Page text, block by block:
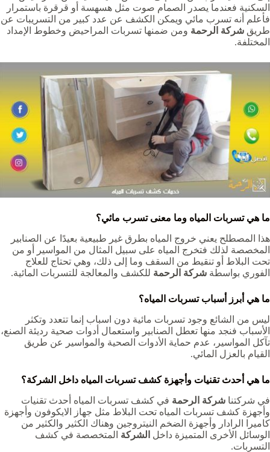
السكنية فعندما يصدر الصمام صوت مثل هسهسة أو قرقرة باستمرار
فأعلم أنه تسرب مائي ويمكن الكشف عن عدد كبير من التسريبات عن
طريق شركة الرحمة ومن ضمنها تسربات المراحيض وخطوط الإمداد
المختلفة.
ما هي تسربات المياه وما معنى تسرب مائي؟
هذا المصطلح يعني خروج المياه بطرق غير طبيعية بعيدًا عن الصنابير
المخصصة لذلك فتخرج المياه على سبيل المثال من المواسير أو من
تحت البلاط أو تنقيط من السقف وما إلى ذلك، وهي تحتاج للعلاج
الفوري بواسطة شركة الرحمة للكشف والمعالجة للتسربات المائية.
ما هي أبرز أسباب تسربات المياه؟
ليس من الشائع وجود تسربات مائية دون اسباب إنما تتعدد وتكثر
الأسباب فنجد منها تعطل الصنابير واستعمال أدوات صحية رديئة الصنع،
تآكل المواسير، عدم حماية الأدوات الصحية والمواسير عن طريق
القيام بالعزل المائي.
ما هي أحدث تقنيات وأجهزة كشف تسربات المياه داخل الشركة؟
في شركتنا شركة الرحمة في كشف تسربات المياه أحدث تقنيات
وأجهزة كشف تسربات المياه تحت البلاط مثل جهاز الايكوفون وأجهزة
كاميرا الرادار وأجهزة الضخم النيتروجين وهناك الكثير والكثير من
الوسائل الأخرى المتميزة داخل الشركة المتخصصة في كشف
التسربات.